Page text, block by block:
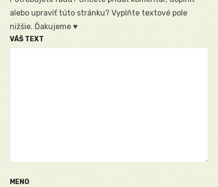
alebo upraviť túto stránku? Vyplňte textové pole
nižšie. Ďakujeme ♥
VÁŠ TEXT
MENO